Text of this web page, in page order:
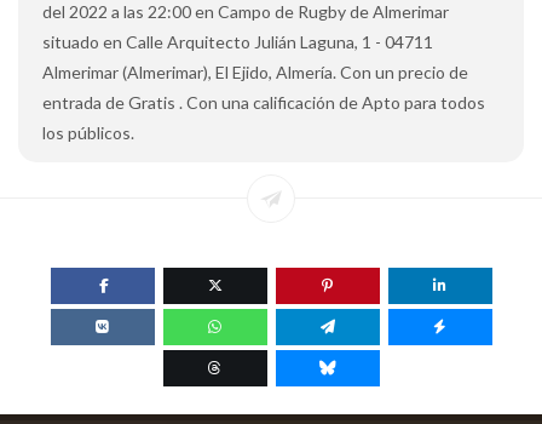
del 2022 a las 22:00 en Campo de Rugby de Almerimar
situado en Calle Arquitecto Julián Laguna, 1 - 04711
Almerimar (Almerimar), El Ejido, Almería. Con un precio de
entrada de Gratis . Con una calificación de Apto para todos
los públicos.